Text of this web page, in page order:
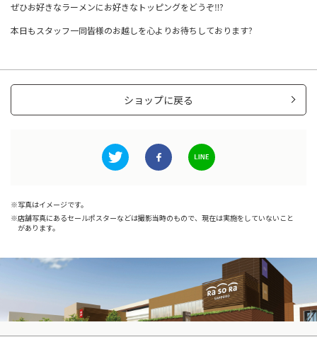
ぜひお好きなラーメンにお好きなトッピングをどうぞ‼?
本日もスタッフ一同皆様のお越しを心よりお待ちしております?
ショップに戻る
写真はイメージです。
店舗写真にあるセールポスターなどは撮影当時のもので、現在は実施をしていないこと
があります。